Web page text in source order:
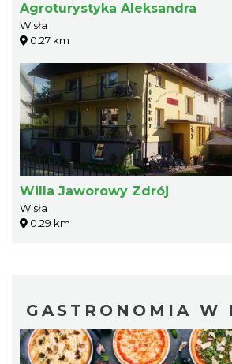
Agroturystyka Aleksandra
Wisła
0.27 km
Willa Jaworowy Zdrój
Wisła
0.29 km
GASTRONOMIA W